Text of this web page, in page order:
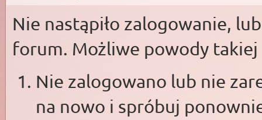
Nie nastąpiło zalogowanie,
forum. Możliwe powody takiej
Nie zalogowano lub nie
na nowo i spróbuj